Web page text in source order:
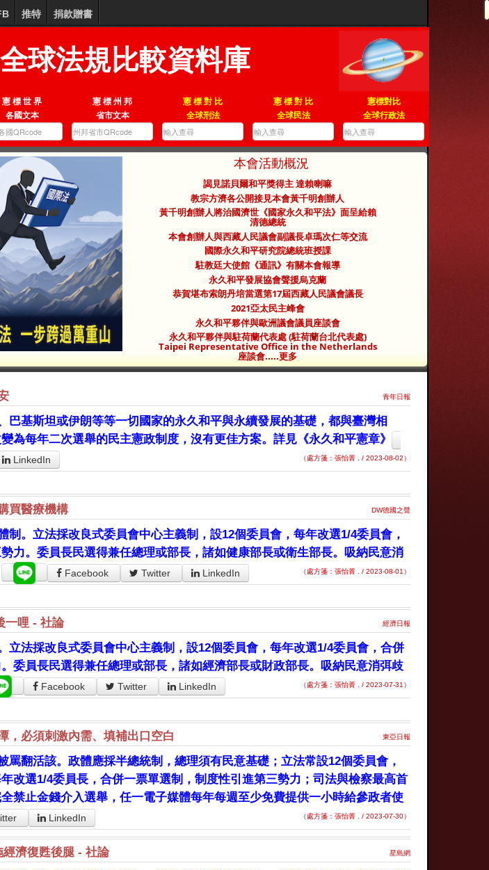
推特 捐款贈書
球法規比較資料庫
憲 標 世 界
各國文本
憲 標 州 邦
省市文本
憲 標 對 比
全球刑法
憲 標 對 比
全球民法
憲標對比
全球行政法
本會活動概況
謁見諾貝爾和平獎得主 達賴喇嘛
教宗方濟各公開接見本會黃千明創辦人
黃千明創辦人將治國濟世《國家永久和平法》面呈給賴
清德總統
本會創辦人與西藏人民議會副議長卓瑪次仁等交流
國際永久和平研究院總統班授課
駐教廷大使館《通訊》有關本會報導
永久和平發展協會聲援烏克蘭
恭賀堪布索朗丹培當選第17屆西藏人民議會議長
2021亞太民主峰會
永久和平夥伴與歐洲議會議員座談會
永久和平夥伴與駐荷蘭代表處 (駐荷蘭台北代表處)
Taipei Representative Office in the Netherlands
座談會.....更多
青年日報
巴基斯坦或伊朗等等一切國家的永久和平與永續發展的基礎，都與臺灣相
為每年二次選舉的民主憲政制度，沒有更佳方案。詳見《永久和平憲章》
LinkedIn （處方箋：張怡菁 . / 2023-08-02）
買醫療機構 DW德國之聲
制。立法採改良式委員會中心主義制，設12個委員會，每年改選1/4委員會，
力。委員長民選得兼任總理或部長，諸如健康部長或衛生部長。吸納民意消
Facebook Twitter LinkedIn （處方箋：張怡菁 . / 2023-08-01）
一哩 - 社論 經濟日報
立法採改良式委員會中心主義制，設12個委員會，每年改選1/4委員會，合併
委員長民選得兼任總理或部長，諸如經濟部長或財政部長。吸納民意消弭歧
Facebook Twitter LinkedIn （處方箋：張怡菁 . / 2023-07-31）
，必須刺激內需、填補出口空白 東亞日報
罵翻活該。政體應採半總統制，總理須有民意基礎；立法常設12個委員會，
改選1/4委員長，合併一票單選制，制度性引進第三勢力；司法與檢察最高首
禁止金錢介入選舉，任一電子媒體每年每週至少免費提供一小時給參政者使
LinkedIn （處方箋：張怡菁 . / 2023-07-30）
濟復甦後腿 - 社論 星島網